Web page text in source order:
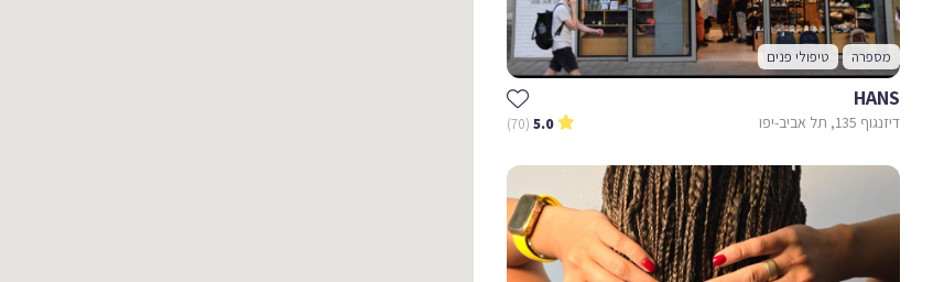
מספרה טיפולי פנים
HANS
דיזנגוף 135, תל אביב-יפו 5.0
(70)